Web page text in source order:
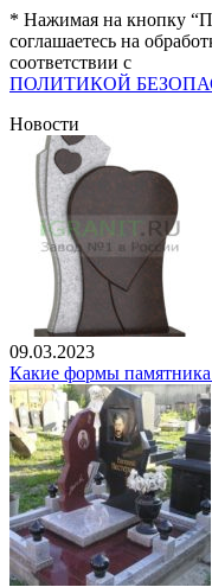
* Нажимая на кнопку
соглашаетесь на
соответствии с
ПОЛИТИКОЙ
Новости
09.03.2023
Какие формы